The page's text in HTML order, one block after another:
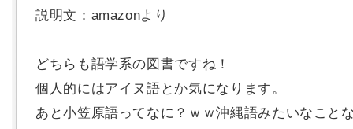
説明文：amazonより
どちらも語学系の図書ですね！
個人的にはアイヌ語とか気になります。
あと小笠原語ってなに？ｗｗ沖縄語みたいなこと